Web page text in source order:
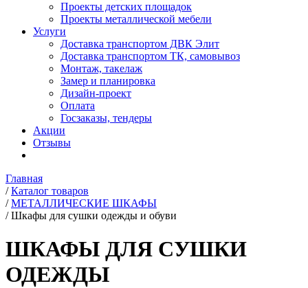
Проекты детских площадок
Проекты металлической мебели
Услуги
Доставка транспортом ДВК Элит
Доставка транспортом ТК, самовывоз
Монтаж, такелаж
Замер и планировка
Дизайн-проект
Оплата
Госзаказы, тендеры
Акции
Отзывы
Главная
/ Каталог товаров
/ МЕТАЛЛИЧЕСКИЕ ШКАФЫ
/ Шкафы для сушки одежды и обуви
ШКАФЫ ДЛЯ СУШКИ
ОДЕЖДЫ